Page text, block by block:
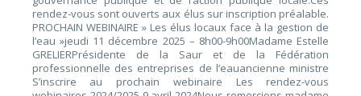
rendez-vous sont ouverts aux élus sur inscription préalable.
PROCHAIN WEBINAIRE » Les élus locaux face à la gestion de
l’eau »jeudi 11 décembre 2025 – 8h00-9h00Madame Estelle
GRELIERPrésidente de la Saur et de la Fédération
professionnelle des entreprises de l’eauancienne ministre
S’inscrire au prochain webinaire Les rendez-vous